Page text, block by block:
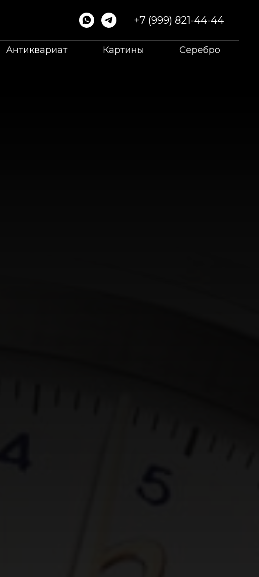
+7 (999) 821-44-44
Антиквариат Картины
Серебро